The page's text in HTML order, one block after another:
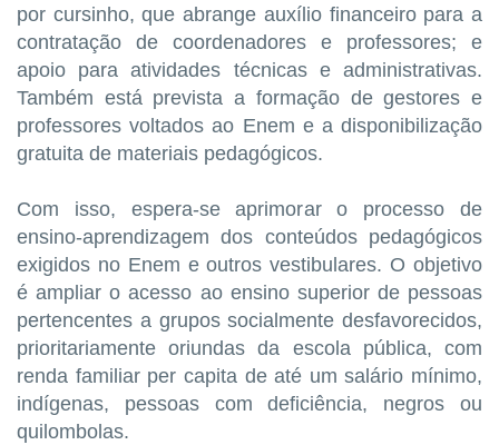
por cursinho, que abrange auxílio financeiro para a
contratação de coordenadores e professores; e
apoio para atividades técnicas e administrativas.
Também está prevista a formação de gestores e
professores voltados ao Enem e a disponibilização
gratuita de materiais pedagógicos.
Com isso, espera-se aprimorar o processo de
ensino-aprendizagem dos conteúdos pedagógicos
exigidos no Enem e outros vestibulares. O objetivo
é ampliar o acesso ao ensino superior de pessoas
pertencentes a grupos socialmente desfavorecidos,
prioritariamente oriundas da escola pública, com
renda familiar per capita de até um salário mínimo,
indígenas, pessoas com deficiência, negros ou
quilombolas.